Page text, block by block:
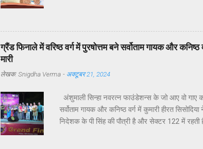
समस्याएँ उठाने के बावजूद ठोस कार्यवाही नहीं हो रही
सेक्टर 122 के अध्यक्ष डॉ उमेश शर्मा ने नोएडा की
उनके अनुसार सांसद और विधायक को बार-बार अवगत
दौरों की संख्या अत्यंत सीमित है।नागरिकों की शिकायतें
ग्रैंड फिनाले में वरिष्ठ वर्ग में पुरषोत्तम बने सर्वोताम गायक और कनिष्ठ
मारी
लेखक: Snigdha Verma - अक्टूबर 21, 2024
अंशुमाली सिन्हा नवरत्न फाउंडेशन्स के जो आए वो गाए
सर्वोताम गायक और कनिष्ठ वर्ग में कुमारी हीरत सिसोदिया
निदेशक के पी सिंह की पौत्री है और सेक्टर 122 में
संचालन व सह-एंकर शिवानी पांडे के उद्घोषण और